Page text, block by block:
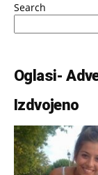
Search
Oglasi-
Izdvojeno